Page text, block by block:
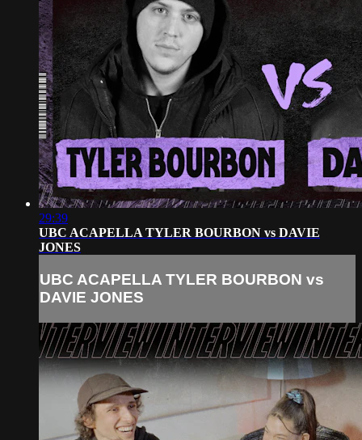
29:39
UBC ACAPELLA TYLER BOURBON vs DAVIE
JONES
UBC ACAPELLA TYLER BOURBON vs
DAVIE JONES